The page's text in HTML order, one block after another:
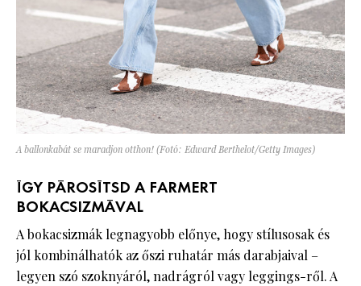
A ballonkabát se maradjon otthon! (Fotó: Edward Berthelot/Getty Images)
ÍGY PÁROSÍTSD A FARMERT
BOKACSIZMÁVAL
A bokacsizmák legnagyobb előnye, hogy stílusosak és
jól kombinálhatók az őszi ruhatár más darabjaival –
legyen szó szoknyáról, nadrágról vagy leggings-ről. A